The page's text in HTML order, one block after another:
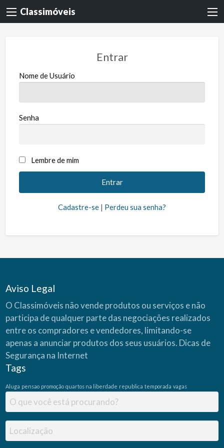
Classimóveis
Entrar
Nome de Usuário
Senha
Lembre de mim
Cadastre-se | Perdeu sua senha?
Aviso Legal
O Classimóveis não vende produtos ou serviços e não
participa de qualquer parte das negociações realizados
entre os compradores e vendedores, limitando-se
apenas a anunciar produtos dos seus usuários. Dicas de
Segurança na Internet
Tags
Aluga pensao promoção quartos na liberdade republica temporada vagas